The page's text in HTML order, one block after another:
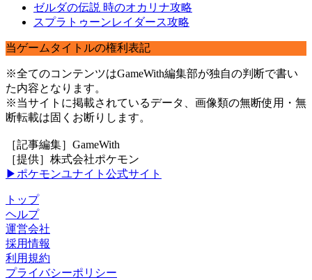
ゼルダの伝説 時のオカリナ攻略
スプラトゥーンレイダース攻略
当ゲームタイトルの権利表記
※全てのコンテンツはGameWith編集部が独自の判断で書い
た内容となります。
※当サイトに掲載されているデータ、画像類の無断使用・無
断転載は固くお断りします。
［記事編集］GameWith
［提供］株式会社ポケモン
▶ポケモンユナイト公式サイト
トップ
ヘルプ
運営会社
採用情報
利用規約
プライバシーポリシー